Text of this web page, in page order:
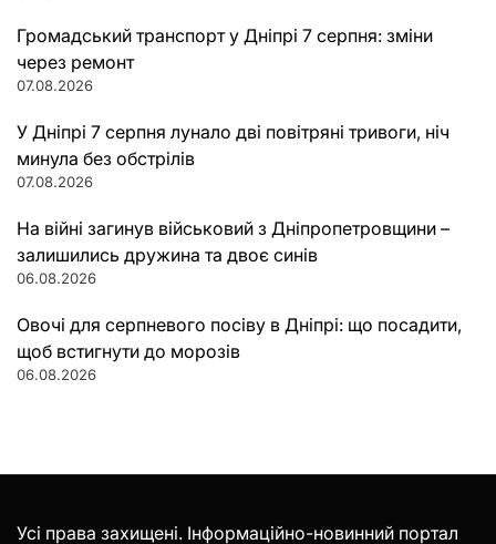
Громадський транспорт у Дніпрі 7 серпня: зміни
через ремонт
07.08.2026
У Дніпрі 7 серпня лунало дві повітряні тривоги, ніч
минула без обстрілів
07.08.2026
На війні загинув військовий з Дніпропетровщини –
залишились дружина та двоє синів
06.08.2026
Овочі для серпневого посіву в Дніпрі: що посадити,
щоб встигнути до морозів
06.08.2026
Усі права захищені. Інформаційно-новинний портал